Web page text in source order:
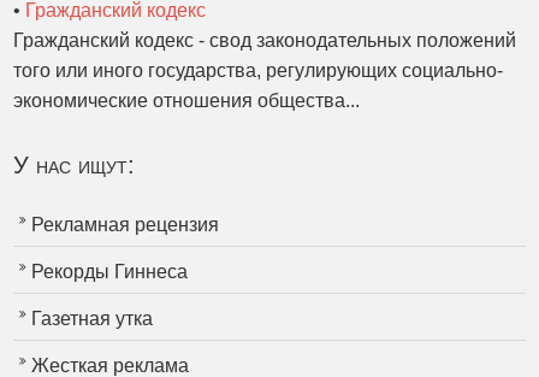
• Гражданский кодекс
Гражданский кодекс - свод законодательных положений
того или иного государства, регулирующих социально-
экономические отношения общества...
У нас ищут:
Рекламная рецензия
Рекорды Гиннеса
Газетная утка
Жесткая реклама